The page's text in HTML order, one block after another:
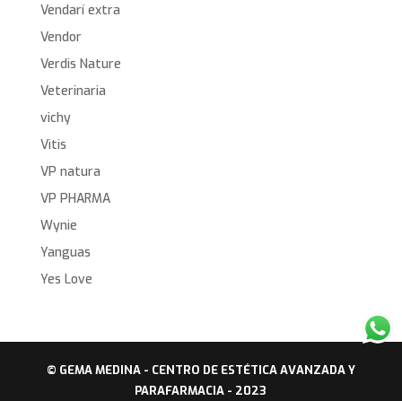
Vendarí extra
Vendor
Verdis Nature
Veterinaria
vichy
Vitis
VP natura
VP PHARMA
Wynie
Yanguas
Yes Love
© GEMA MEDINA - CENTRO DE ESTÉTICA AVANZADA Y
PARAFARMACIA - 2023